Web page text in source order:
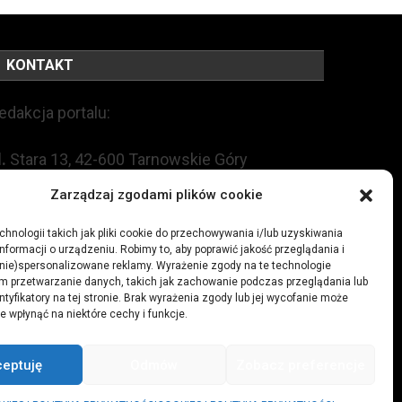
Zarządzaj zgodami plików cookie
takich jak pliki cookie do przechowywania i/lub uzyskiwania
o urządzeniu. Robimy to, aby poprawić jakość przeglądania i
reklamy. Wyrażenie zgody na te technologie
przetwarzanie danych, takich jak zachowanie podczas przeglądania lub
na tej stronie. Brak wyrażenia zgody lub jej wycofanie może
wpłynąć na niektóre cechy i funkcje.
KONTAKT
portalu:
Stara 13, 42-600 Tarnowskie Góry
+48 509 547 822
redakcja@czytamiwiem.pl
biuro@czytamiwiem.pl